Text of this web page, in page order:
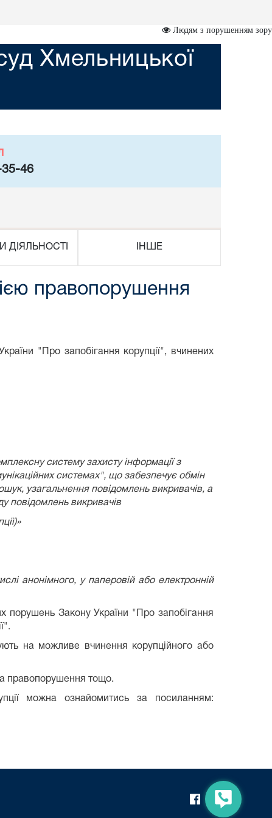
Людям з порушенням зору
Хмельницької
35-46
ДІЯЛЬНОСТІ ІНШЕ
правопорушення
"Про запобігання корупції", вчинених
систему захисту інформації з
системах", що забезпечує обмін
узагальнення повідомлень викривачів, а
повідомлень викривачів
анонімного, у паперовій або електронній
порушень Закону України "Про запобігання
на можливе вчинення корупційного або
правопорушення тощо.
можна ознайомитись за посиланням: